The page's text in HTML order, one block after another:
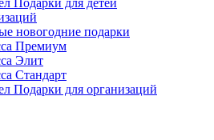
новогодние подарки
Премиум
Элит
Стандарт
Подарки для организаций